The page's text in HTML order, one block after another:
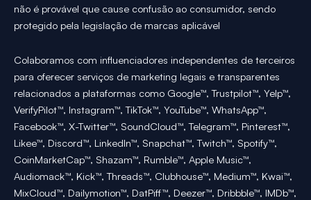
não é provável que cause confusão ao consumidor, sendo
protegido pela legislação de marcas aplicável
Colaboramos com influenciadores independentes de terceiros
para oferecer serviços de marketing legais e transparentes
relacionados a plataformas como Google™, Trustpilot™, Yelp™,
VerifyPilot™, Instagram™, TikTok™, YouTube™, WhatsApp™,
Facebook™, X-Twitter™, SoundCloud™, Telegram™, Pinterest™,
Likee™, Discord™, LinkedIn™, Snapchat™, Twitch™, Spotify™,
CoinMarketCap™, Shazam™, Rumble™, Apple Music™,
Audiomack™, Kick™, Threads™, Clubhouse™, Medium™, Kwai™,
MixCloud™, Dailymotion™, DatPiff™, Deezer™, Dribbble™, IMDb™,